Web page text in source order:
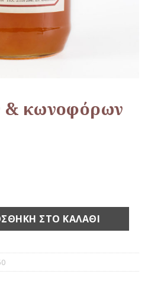
& κωνοφόρων
950γρ ποσότητα
ΣΤΟ ΚΑΛΆΘΙ